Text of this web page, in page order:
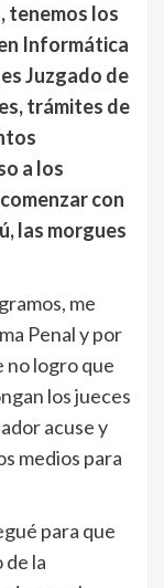
tenemos los
Informática
Juzgado de
trámites de
a los
con
las morgues
me
Penal y por
no logro que
los jueces
acuse y
medios para
para que
de la